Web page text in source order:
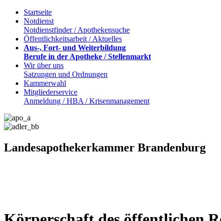
Startseite
Notdienst
Notdienstfinder / Apothekensuche
Öffentlichkeitsarbeit / Aktuelles
Aus-, Fort- und Weiterbildung
Berufe in der Apotheke / Stellenmarkt
Wir über uns
Satzungen und Ordnungen
Kammerwahl
Mitgliederservice
Anmeldung / HBA / Krisenmanagement
Landesapothekerkammer Brandenburg